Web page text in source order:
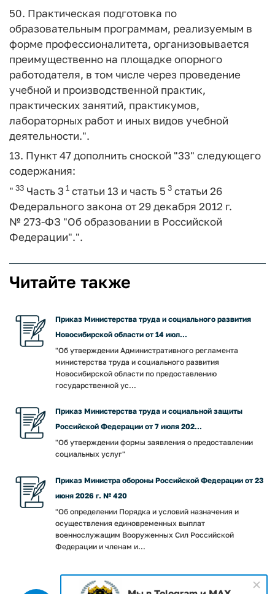
50. Практическая подготовка по
образовательным программам, реализуемым в
форме профессионалитета, организовывается
преимущественно на площадке опорного
работодателя, в том числе через проведение
учебной и производственной практик,
практических занятий, практикумов,
лабораторных работ и иных видов учебной
деятельности.".
13. Пункт 47 дополнить сноской "33" следующего
содержания:
" 33 Часть 3 1 статьи 13 и часть 5 3 статьи 26
Федерального закона от 29 декабря 2012 г.
№ 273-ФЗ "Об образовании в Российской
Федерации".".
Читайте также
Приказ Министерства труда и социального развития
Новосибирской области от 14 июл...
"Об утверждении Административного регламента
министерства труда и социального развития
Новосибирской области по предоставлению
государственной ус...
Приказ Министерства труда и социальной защиты
Российской Федерации от 7 июля 202...
"Об утверждении формы заявления о предоставлении
социальных услуг"
Приказ Министра обороны Российской Федерации от 23
июня 2026 г. № 420
"Об определении Порядка и условий назначения и
осуществления единовременных выплат
военнослужащим Вооруженных Сил Российской
Федерации и членам и...